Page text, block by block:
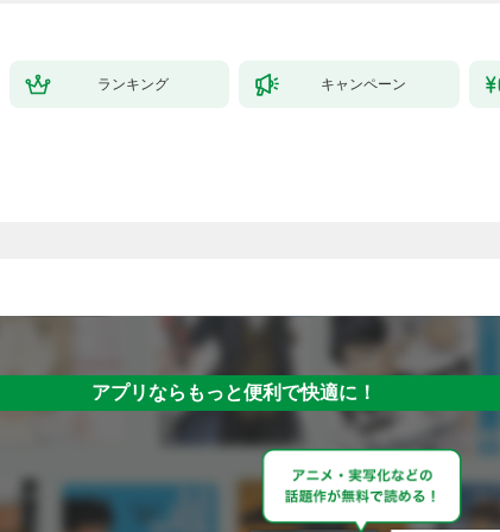
ランキング キャンペーン
アプリならもっと便利で快適に！